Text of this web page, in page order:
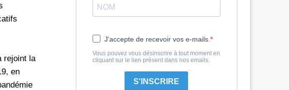
rejoint la
en
J'accepte de recevoir vos e-mails.
Vous pouvez vous désinscrire à tout moment en
cliquant sur le lien présent dans nos emails.
S'INSCRIRE